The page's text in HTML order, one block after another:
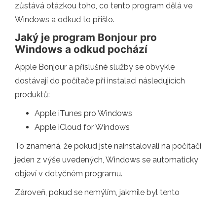
zůstává otázkou toho, co tento program dělá ve
Windows a odkud to přišlo.
Jaký je program Bonjour pro
Windows a odkud pochází
Apple Bonjour a příslušné služby se obvykle
dostávají do počítače při instalaci následujících
produktů:
Apple iTunes pro Windows
Apple iCloud for Windows
To znamená, že pokud jste nainstalovali na počítači
jeden z výše uvedených, Windows se automaticky
objeví v dotyčném programu.
Zároveň, pokud se nemýlím, jakmile byl tento